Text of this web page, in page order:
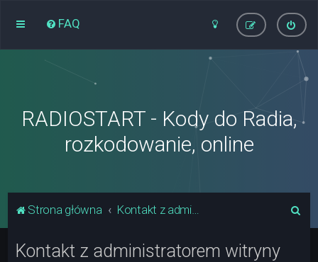
FAQ
RADIOSTART - Kody do Radia,
rozkodowanie, online
Strona główna Kontakt z administratorem witryny
Kontakt z administratorem witryny